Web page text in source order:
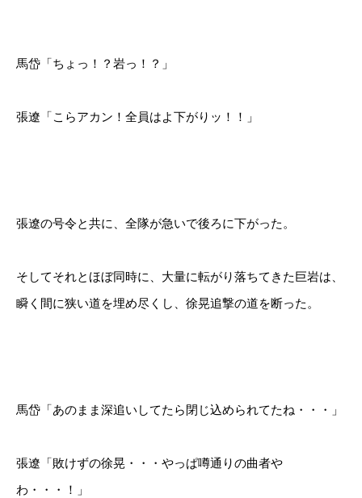
馬岱「ちょっ！？岩っ！？」
張遼「こらアカン！全員はよ下がりッ！！」
張遼の号令と共に、全隊が急いで後ろに下がった。
そしてそれとほぼ同時に、大量に転がり落ちてきた巨岩は、
瞬く間に狭い道を埋め尽くし、徐晃追撃の道を断った。
馬岱「あのまま深追いしてたら閉じ込められてたね・・・」
張遼「敗けずの徐晃・・・やっぱ噂通りの曲者や
わ・・・！」